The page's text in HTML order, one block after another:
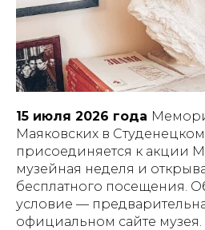
15 июля 2026 года
Маяковских в
присоединяется к акции
музейная неделя и
бесплатного посещения.
условие —
официальном сайте